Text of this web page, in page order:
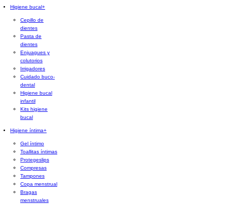
Higiene bucal+
Cepillo de
dientes
Pasta de
dientes
Enjuagues y
colutorios
Irrigadores
Cuidado buco-
dental
Higiene bucal
infantil
Kits higiene
bucal
Higiene íntima+
Gel íntimo
Toallitas íntimas
Protegeslips
Compresas
Tampones
Copa menstrual
Bragas
menstruales